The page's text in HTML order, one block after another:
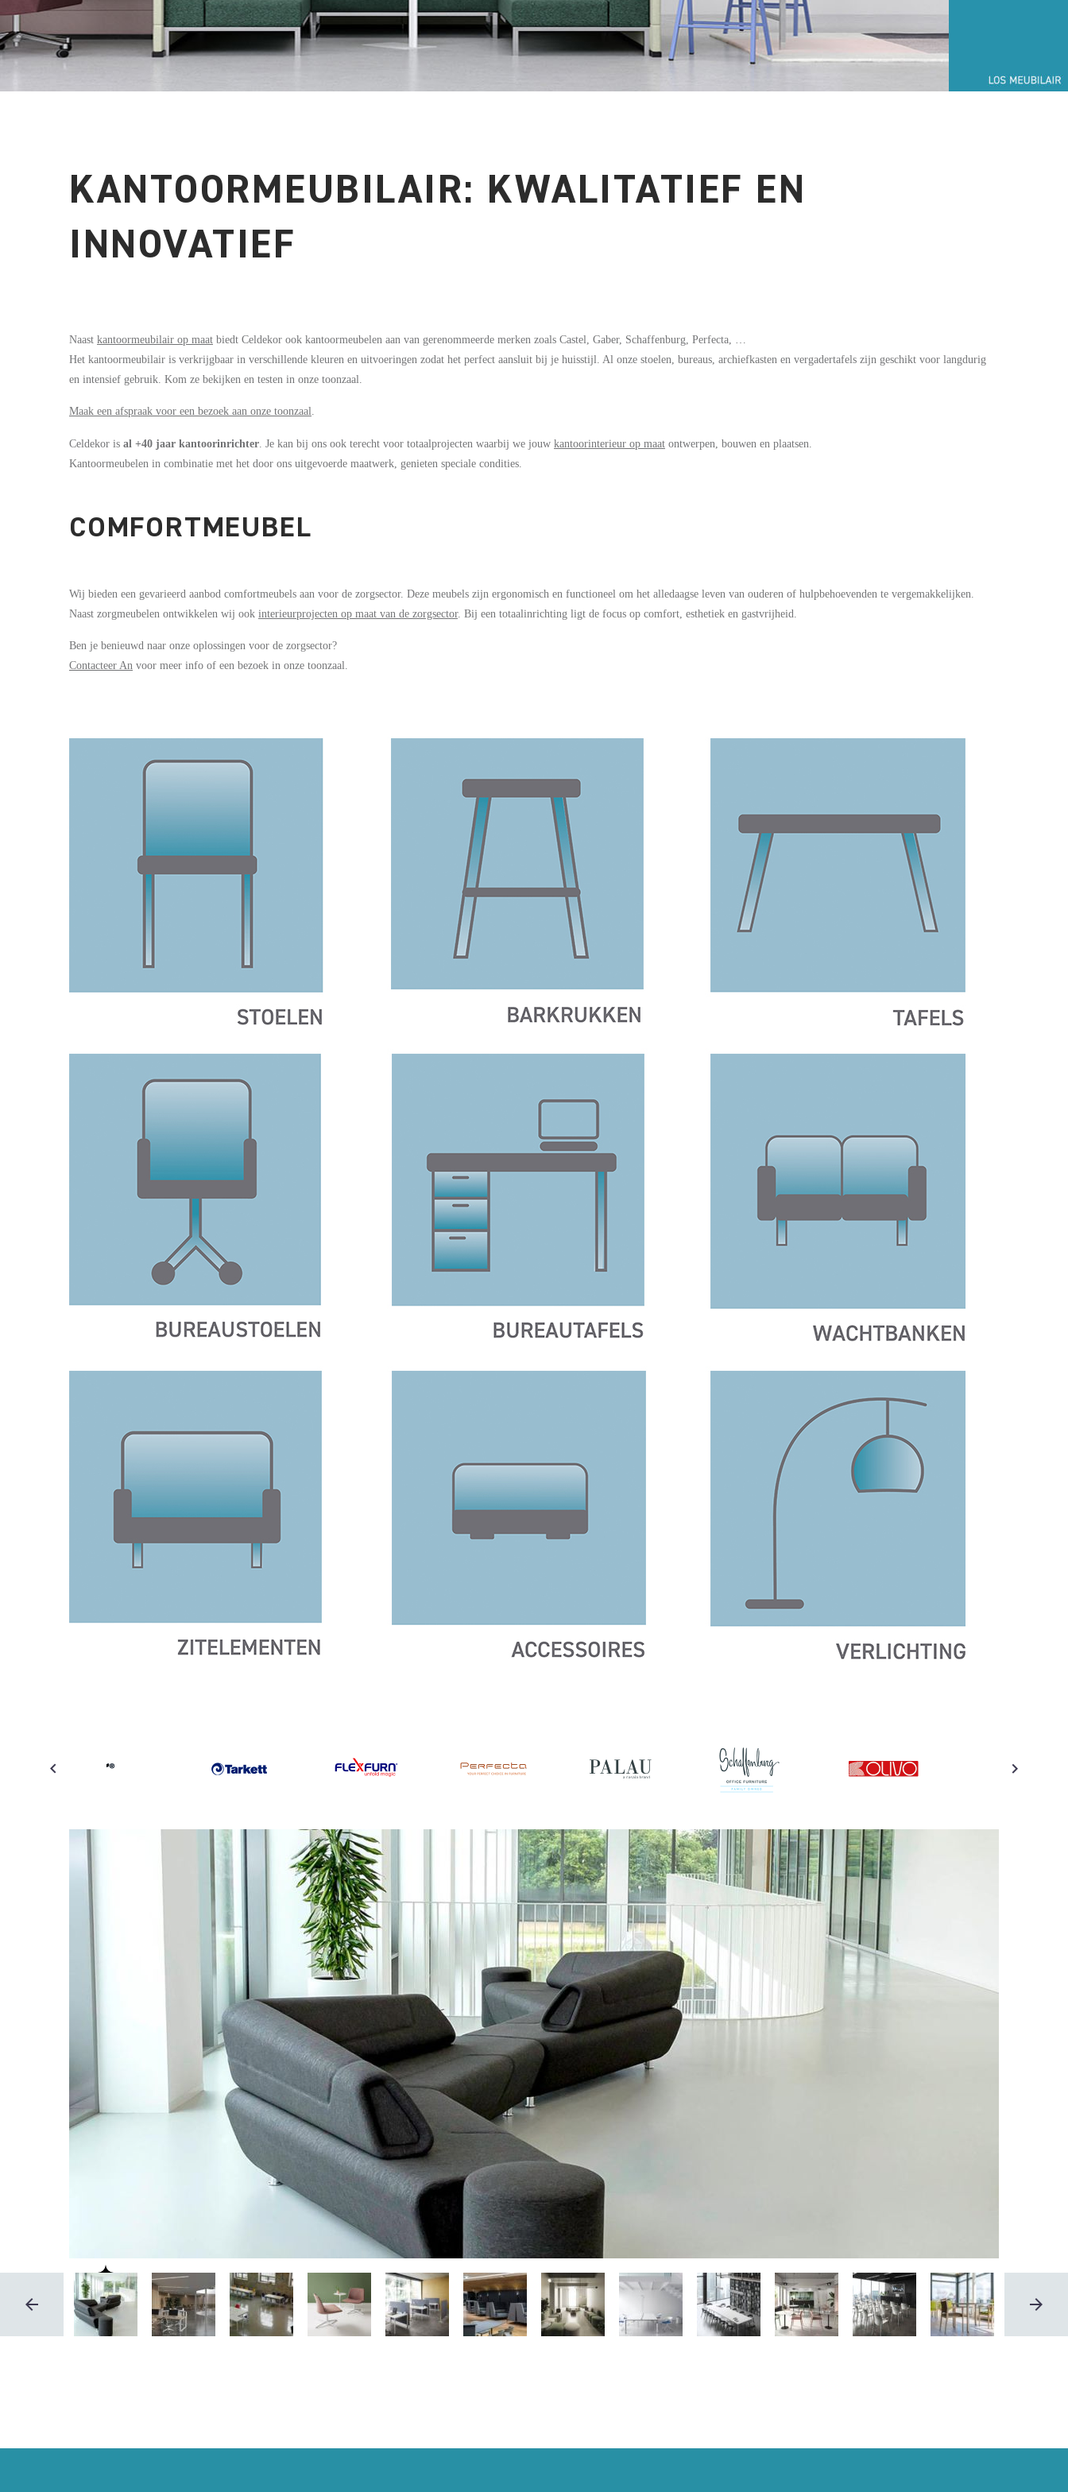
KANTOORMEUBILAIR: KWALITATIEF EN
INNOVATIEF
Naast kantoormeubilair op maat biedt Celdekor ook kantoormeubelen aan van gerenommeerde merken zoals Castel, Gaber, Schaffenburg, Perfecta, …
Het kantoormeubilair is verkrijgbaar in verschillende kleuren en uitvoeringen zodat het perfect aansluit bij je huisstijl. Al onze stoelen, bureaus, archiefkasten en vergadertafels zijn geschikt voor langdurig
en intensief gebruik. Kom ze bekijken en testen in onze toonzaal.
Maak een afspraak voor een bezoek aan onze toonzaal.
Celdekor is al +40 jaar kantoorinrichter . Je kan bij ons ook terecht voor totaalprojecten waarbij we jouw kantoorinterieur op maat ontwerpen, bouwen en plaatsen.
Kantoormeubelen in combinatie met het door ons uitgevoerde maatwerk, genieten speciale condities.
COMFORTMEUBEL
Wij bieden een gevarieerd aanbod comfortmeubels aan voor de zorgsector. Deze meubels zijn ergonomisch en functioneel om het alledaagse leven van ouderen of hulpbehoevenden te vergemakkelijken.
Naast zorgmeubelen ontwikkelen wij ook interieurprojecten op maat van de zorgsector. Bij een totaalinrichting ligt de focus op comfort, esthetiek en gastvrijheid.
Ben je benieuwd naar onze oplossingen voor de zorgsector?
Contacteer An voor meer info of een bezoek in onze toonzaal.